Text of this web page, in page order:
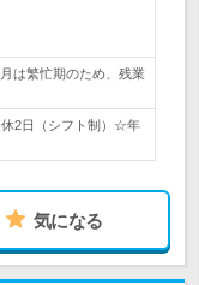
は繁忙期のため、残業
2日（シフト制）☆年
気になる